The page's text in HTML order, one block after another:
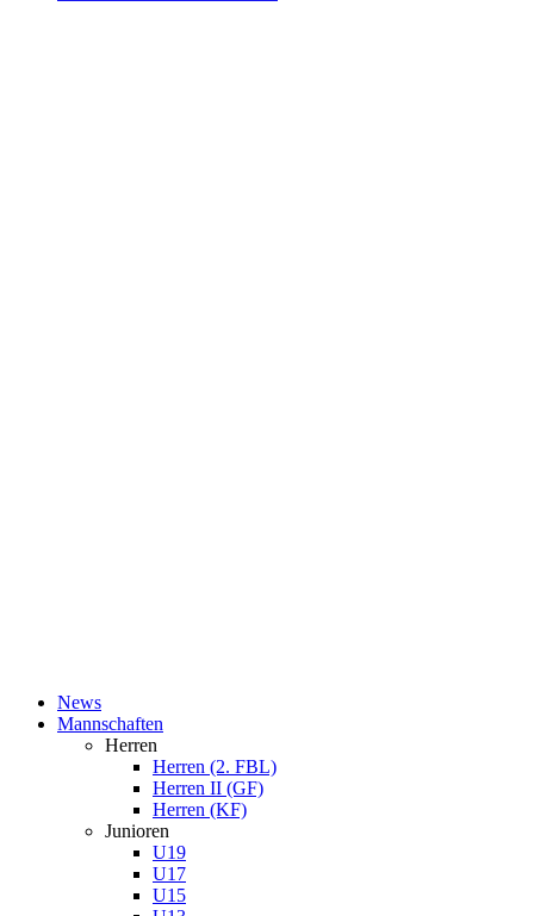
News
Mannschaften
Herren
Herren (2. FBL)
Herren II (GF)
Herren (KF)
Junioren
U19
U17
U15